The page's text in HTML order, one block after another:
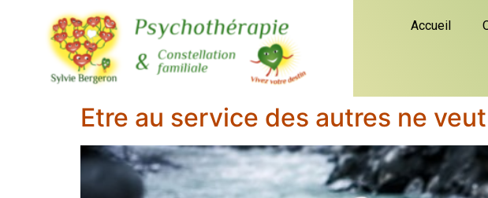
Accueil
Etre au service des autres ne